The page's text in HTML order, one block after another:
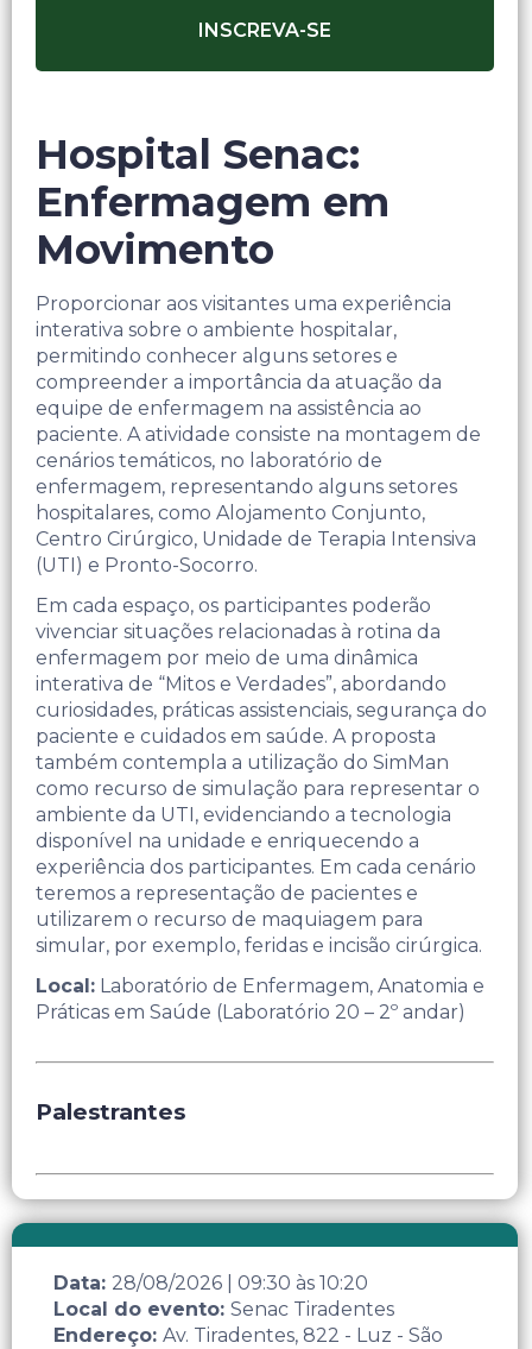
INSCREVA-SE
Hospital Senac:
Enfermagem em
Movimento
Proporcionar aos visitantes uma experiência
interativa sobre o ambiente hospitalar,
permitindo conhecer alguns setores e
compreender a importância da atuação da
equipe de enfermagem na assistência ao
paciente.​ A atividade consiste na montagem de
cenários temáticos, no laboratório de
enfermagem, representando alguns setores
hospitalares, como Alojamento Conjunto,
Centro Cirúrgico, Unidade de Terapia Intensiva
(UTI) e Pronto-Socorro.
Em cada espaço, os participantes poderão
vivenciar situações relacionadas à rotina da
enfermagem por meio de uma dinâmica
interativa de “Mitos e Verdades”, abordando
curiosidades, práticas assistenciais, segurança do
paciente e cuidados em saúde. ​A proposta
também contempla a utilização do SimMan
como recurso de simulação para representar o
ambiente da UTI, evidenciando a tecnologia
disponível na unidade e enriquecendo a
experiência dos participantes.​ Em cada cenário
teremos a representação de pacientes e
utilizarem o recurso de maquiagem para
simular, por exemplo, feridas e incisão cirúrgica. ​
Local: Laboratório de Enfermagem, Anatomia e
Práticas em Saúde (Laboratório 20 – 2º andar)
Palestrantes
Data: 28/08/2026 09:30 às 10:20
Local do evento: Senac Tiradentes
Endereço: Av. Tiradentes, 822 - Luz - São